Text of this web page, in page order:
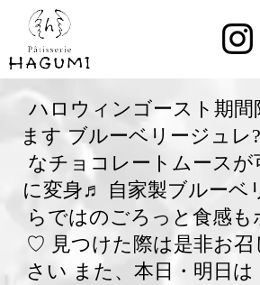
ハロウィンゴースト期間
ます ブルーベリージュレ
なチョコレートムースが
に変身♬ 自家製ブルーベ
らではのごろっと食感
♡ 見つけた際は是非お召
さい また、本日・明日